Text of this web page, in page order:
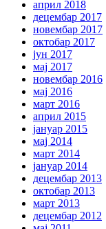
април 2018
децембар 2017
новембар 2017
октобар 2017
јун 2017
мај 2017
новембар 2016
мај 2016
март 2016
април 2015
јануар 2015
мај 2014
март 2014
јануар 2014
децембар 2013
октобар 2013
март 2013
децембар 2012